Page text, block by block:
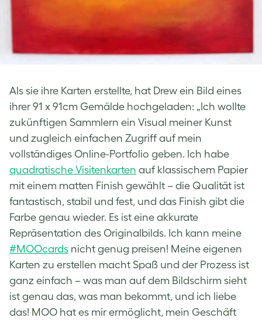
Als sie ihre Karten erstellte, hat Drew ein Bild eines
ihrer 91 x 91cm Gemälde hochgeladen: „Ich wollte
zukünftigen Sammlern ein Visual meiner Kunst
und zugleich einfachen Zugriff auf mein
vollständiges Online-Portfolio geben. Ich habe
quadratische Visitenkarten auf klassischem Papier
mit einem matten Finish gewählt – die Qualität ist
fantastisch, stabil und fest, und das Finish gibt die
Farbe genau wieder. Es ist eine akkurate
Repräsentation des Originalbilds. Ich kann meine
#MOOcards nicht genug preisen! Meine eigenen
Karten zu erstellen macht Spaß und der Prozess ist
ganz einfach – was man auf dem Bildschirm sieht
ist genau das, was man bekommt, und ich liebe
das! MOO hat es mir ermöglicht, mein Geschäft